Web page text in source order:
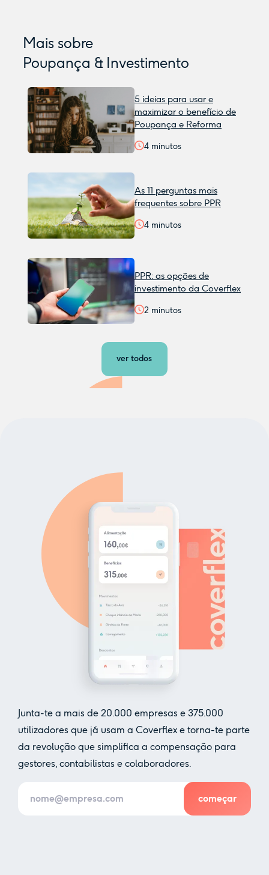
Mais sobre
Poupança & Investimento
5 ideias para usar e
maximizar o benefício de
Poupança e Reforma
4 minutos
As 11 perguntas mais
frequentes sobre PPR
4 minutos
PPR: as opções de
investimento da Coverflex
2 minutos
ver todos
Junta-te a mais de 20.000 empresas e 375.000
utilizadores que já usam a Coverflex e torna-te parte
da revolução que simplifica a compensação para
gestores, contabilistas e colaboradores.